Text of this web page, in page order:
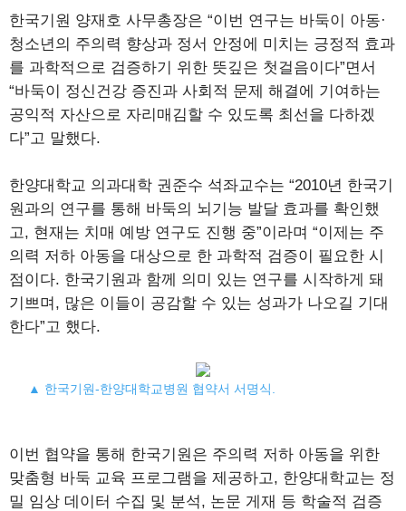
한국기원 양재호 사무총장은 “이번 연구는 바둑이 아동·
청소년의 주의력 향상과 정서 안정에 미치는 긍정적 효과
를 과학적으로 검증하기 위한 뜻깊은 첫걸음이다”면서
“바둑이 정신건강 증진과 사회적 문제 해결에 기여하는
공익적 자산으로 자리매김할 수 있도록 최선을 다하겠
다”고 말했다.
한양대학교 의과대학 권준수 석좌교수는 “2010년 한국기
원과의 연구를 통해 바둑의 뇌기능 발달 효과를 확인했
고, 현재는 치매 예방 연구도 진행 중”이라며 “이제는 주
의력 저하 아동을 대상으로 한 과학적 검증이 필요한 시
점이다. 한국기원과 함께 의미 있는 연구를 시작하게 돼
기쁘며, 많은 이들이 공감할 수 있는 성과가 나오길 기대
한다”고 했다.
▲ 한국기원-한양대학교병원 협약서 서명식.
이번 협약을 통해 한국기원은 주의력 저하 아동을 위한
맞춤형 바둑 교육 프로그램을 제공하고, 한양대학교는 정
밀 임상 데이터 수집 및 분석, 논문 게재 등 학술적 검증